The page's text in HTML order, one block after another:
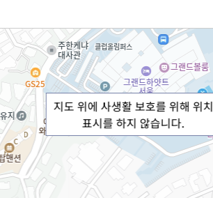
지도 위에 사생활 보호를 위해 위치
표시를 하지 않습니다.